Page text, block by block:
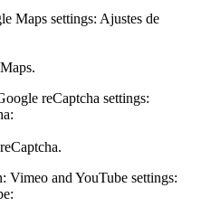
Maps settings: Ajustes de
reCaptcha settings:
Vimeo and YouTube settings: